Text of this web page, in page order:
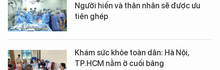
Người hiến và thân nhân sẽ được ưu
tiên ghép
Khám sức khỏe toàn dân: Hà Nội,
TP.HCM nằm ở cuối bảng